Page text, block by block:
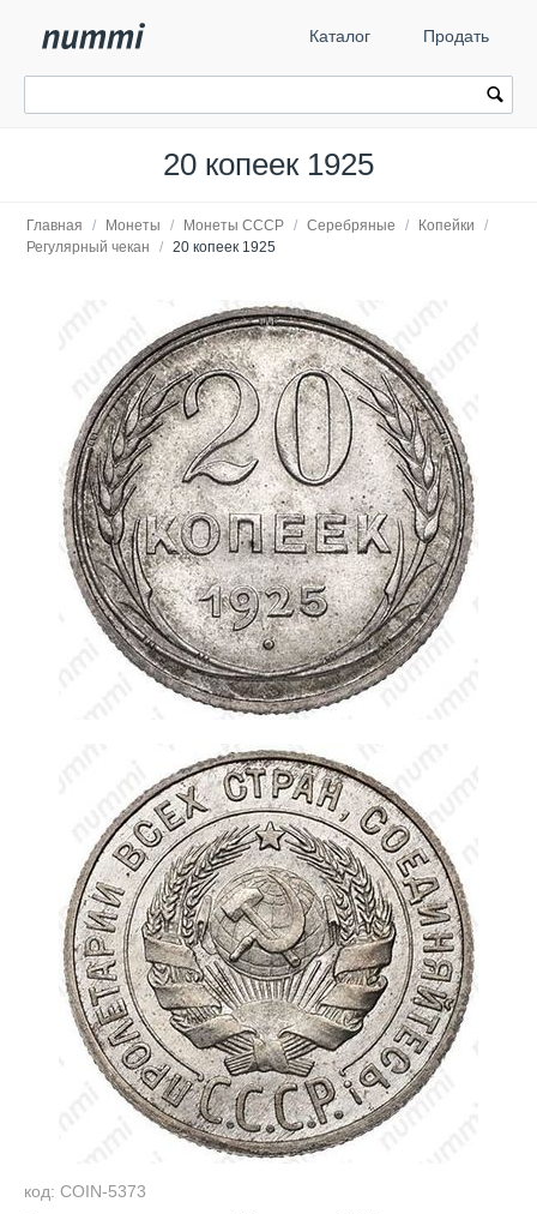
Каталог Продать
20 копеек 1925
Главная / Монеты / Монеты СССР / Серебряные / Копейки
/
Регулярный чекан
/ 20 копеек 1925
код: COIN-5373